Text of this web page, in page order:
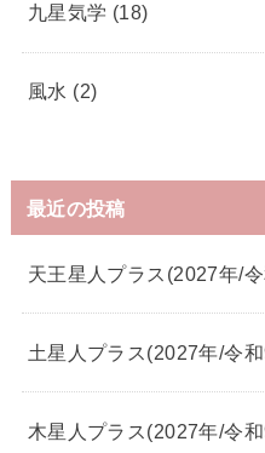
九星気学 (18)
風水 (2)
最近の投稿
天王星人プラス(2027年/
土星人プラス(2027年/令
木星人プラス(2027年/令